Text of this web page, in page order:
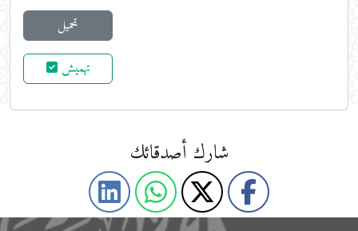
تحميل
تهميش
شارك أصدقائك